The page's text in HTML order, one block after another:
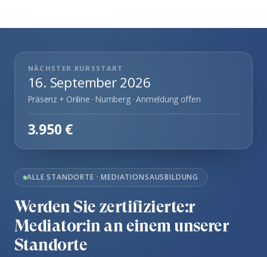
ALLE STANDORTE · MEDIATIONSAUSBILDUNG
Werden Sie zertifizierte:r
Mediator:in an einem unserer
Standorte
NÄCHSTER KURSSTART
16. September 2026
Präsenz + Online · Nurnberg · Anmeldung offen
3.950 €